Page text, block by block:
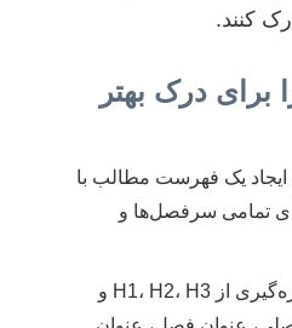
کنند.
برای درک بهتر
ایجاد یک فهرست مطالب با
تمامی سرفصل‌ها و
بهره‌گیری از H1، H2، H3 و